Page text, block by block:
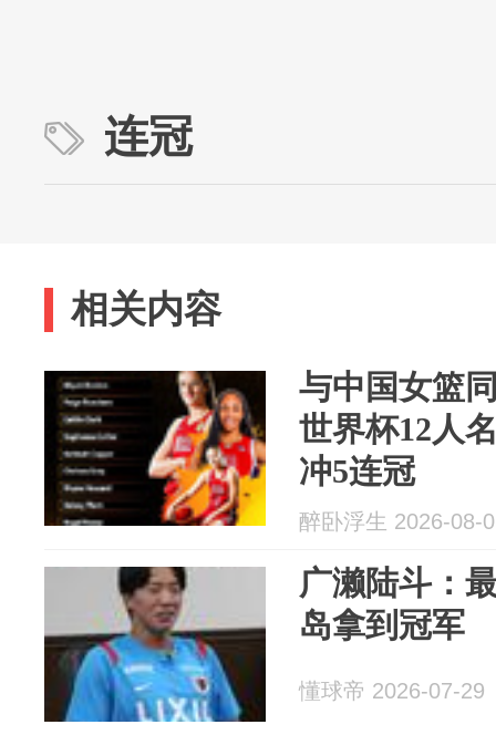
连冠
相关内容
与中国女篮
世界杯12人
冲5连冠
醉卧浮生 2026-08-
广濑陆斗：
岛拿到冠军
懂球帝 2026-07-29